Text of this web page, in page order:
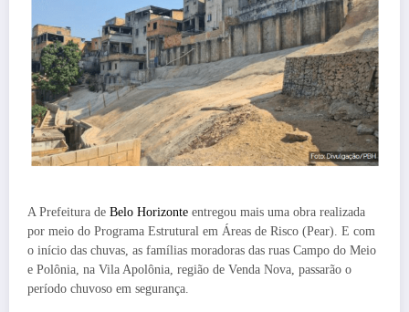
A Prefeitura de Belo Horizonte entregou mais uma obra realizada
por meio do Programa Estrutural em Áreas de Risco (Pear). E com
o início das chuvas, as famílias moradoras das ruas Campo do Meio
e Polônia, na Vila Apolônia, região de Venda Nova, passarão o
período chuvoso em segurança.